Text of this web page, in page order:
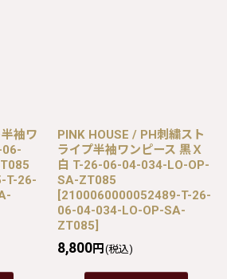
袖ワ
06-
T-26-
PINK HOUSE / PH刺繍スト
ライプ半袖ワンピース 黒Ｘ
白 T-26-06-04-034-LO-OP-
SA-ZT085
[2100060000052489-T-26-
06-04-034-LO-OP-SA-
ZT085]
8,800円 (税込)